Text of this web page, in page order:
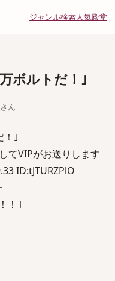
ジャンル検索人気殿堂
ボルトだ！｣
ん
！｣
てVIPがお送りします
ID:tJTURZPlO
！｣